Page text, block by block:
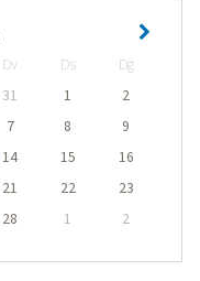
Dv Ds
Dg
31 1
2
7 8
9
14 15
16
21 22
23
28 1 2